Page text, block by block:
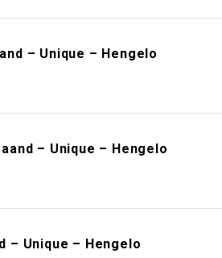
– Unique – Hengelo
– Unique – Hengelo
– Unique – Hengelo